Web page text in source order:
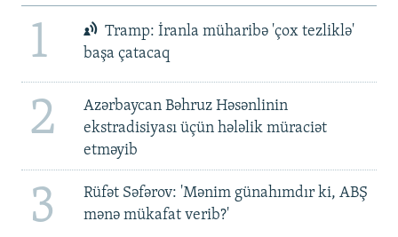
1
Tramp: İranla müharibə 'çox tezliklə'
başa çatacaq
2
Azərbaycan Bəhruz Həsənlinin
ekstradisiyası üçün hələlik müraciət
etməyib
3
Rüfət Səfərov: 'Mənim günahımdır ki, ABŞ
mənə mükafat verib?'